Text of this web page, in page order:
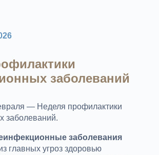
заболеваний
— Неделя профилактики
заболеваний.
заболевания
главных угроз здоровью